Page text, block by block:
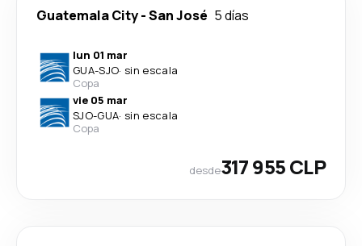
Guatemala City-San José 5 días
lun 01 mar
GUA-SJO· sin escala
Copa
vie 05 mar
SJO-GUA· sin escala
Copa
desde317 955 CLP